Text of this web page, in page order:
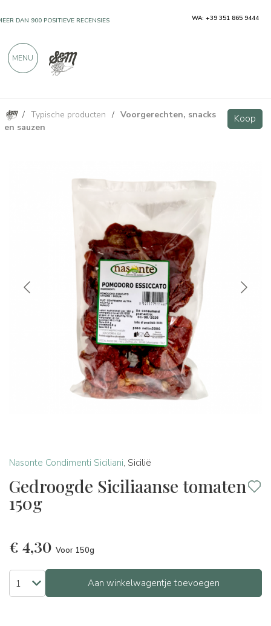
/ Typische producten / Voorgerechten, snacks
en sauzen
Koop
Nasonte Condimenti Siciliani, Sicilië
Gedroogde Siciliaanse tomaten
150g
€ 4,30 Voor 150g
Aan winkelwagentje toevoegen
Gedroogde Siciliaanse tomaten 150g Koop
DAN 900 POSITIEVE RECENSIES WA: +39 351 865 9444
MENU